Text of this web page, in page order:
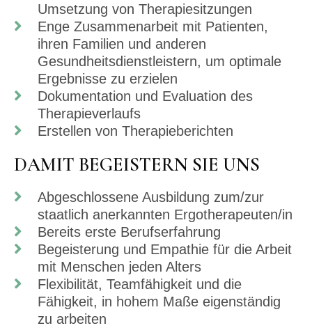
Umsetzung von Therapiesitzungen
Enge Zusammenarbeit mit Patienten,
ihren Familien und anderen
Gesundheitsdienstleistern, um optimale
Ergebnisse zu erzielen
Dokumentation und Evaluation des
Therapieverlaufs
Erstellen von Therapieberichten
Abgeschlossene Ausbildung zum/zur
staatlich anerkannten Ergotherapeuten/in
Bereits erste Berufserfahrung
Begeisterung und Empathie für die Arbeit
mit Menschen jeden Alters
Flexibilität, Teamfähigkeit und die
Fähigkeit, in hohem Maße eigenständig
zu arbeiten
DAMIT BEGEISTERN SIE UNS